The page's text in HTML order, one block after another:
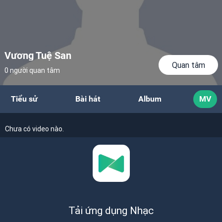
Vương Tuệ San
0 người quan tâm
Quan tâm
Tiểu sử Bài hát Album MV
Chưa có video nào.
Tải ứng dụng Nhạc